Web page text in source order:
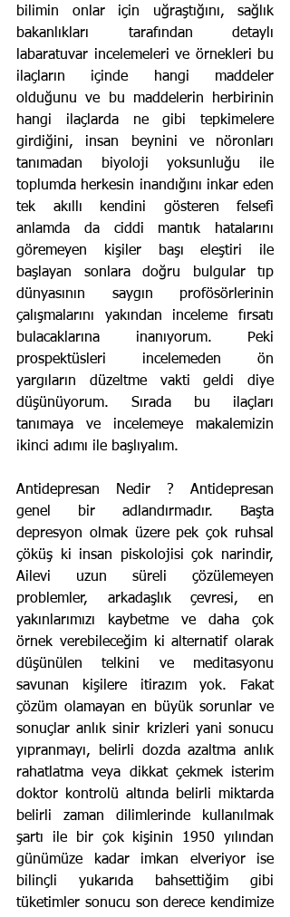
bilimin onlar için uğraştığını, sağlık
bakanlıkları tarafından detaylı
labaratuvar incelemeleri ve örnekleri bu
ilaçların içinde hangi maddeler
olduğunu ve bu maddelerin herbirinin
hangi ilaçlarda ne gibi tepkimelere
girdiğini, insan beynini ve nöronları
tanımadan biyoloji yoksunluğu ile
toplumda herkesin inandığını inkar eden
tek akıllı kendini gösteren felsefi
anlamda da ciddi mantık hatalarını
göremeyen kişiler başı eleştiri ile
başlayan sonlara doğru bulgular tıp
dünyasının saygın profösörlerinin
çalışmalarını yakından inceleme fırsatı
bulacaklarına inanıyorum. Peki
prospektüsleri incelemeden ön
yargıların düzeltme vakti geldi diye
düşünüyorum. Sırada bu ilaçları
tanımaya ve incelemeye makalemizin
ikinci adımı ile başlıyalım.
Antidepresan Nedir ? Antidepresan
genel bir adlandırmadır. Başta
depresyon olmak üzere pek çok ruhsal
çöküş ki insan piskolojisi çok narindir,
Ailevi uzun süreli çözülemeyen
problemler, arkadaşlık çevresi, en
yakınlarımızı kaybetme ve daha çok
örnek verebileceğim ki alternatif olarak
düşünülen telkini ve meditasyonu
savunan kişilere itirazım yok. Fakat
çözüm olamayan en büyük sorunlar ve
sonuçlar anlık sinir krizleri yani sonucu
yıpranmayı, belirli dozda azaltma anlık
rahatlatma veya dikkat çekmek isterim
doktor kontrolü altında belirli miktarda
belirli zaman dilimlerinde kullanılmak
şartı ile bir çok kişinin 1950 yılından
günümüze kadar imkan elveriyor ise
bilinçli yukarıda bahsettiğim gibi
tüketimler sonucu son derece kendimize